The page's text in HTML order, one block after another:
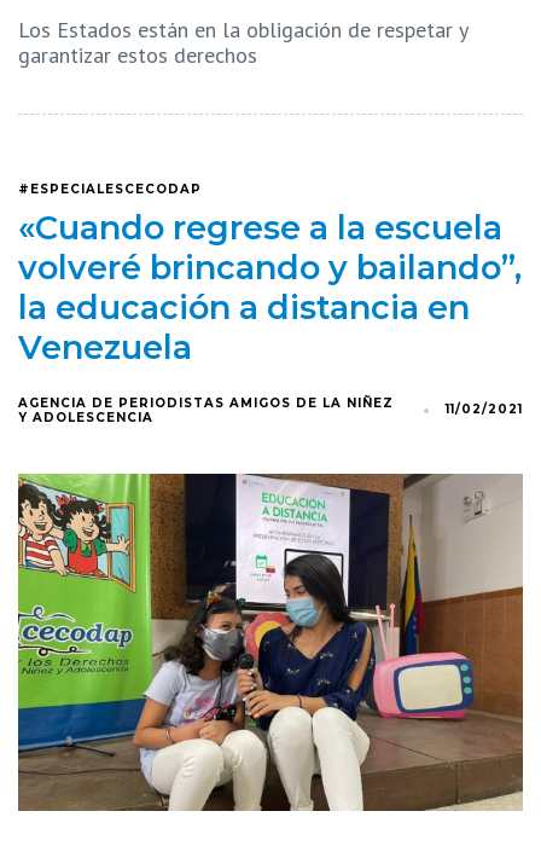
Los Estados están en la obligación de respetar y
garantizar estos derechos
#ESPECIALESCECODAP
«Cuando regrese a la escuela
volveré brincando y bailando”,
la educación a distancia en
Venezuela
AGENCIA DE PERIODISTAS AMIGOS DE LA NIÑEZ
Y ADOLESCENCIA
11/02/2021